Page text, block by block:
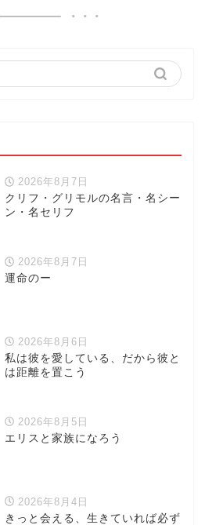
2026年8月7日
クリフ・グリモルの名言・名シー
ン・名セリフ
2026年8月7日
運命のー
2026年8月6日
私は彼を愛している、だから彼と
は距離を置こう
2026年8月5日
エリスと家族になろう
2026年8月4日
きっと会える、生きていれば必ず